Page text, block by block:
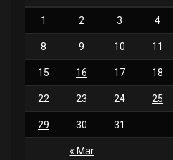
« Mar
1 2 3 4
8 9 10 11
15 16 17 18
22 23 24 25
29 30 31